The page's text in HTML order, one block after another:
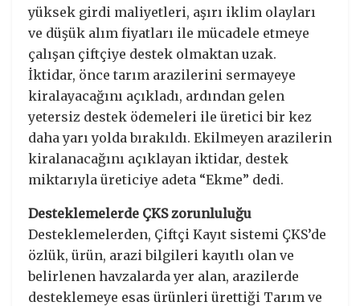
yüksek girdi maliyetleri, aşırı iklim olayları
ve düşük alım fiyatları ile mücadele etmeye
çalışan çiftçiye destek olmaktan uzak.
İktidar, önce tarım arazilerini sermayeye
kiralayacağını açıkladı, ardından gelen
yetersiz destek ödemeleri ile üretici bir kez
daha yarı yolda bırakıldı. Ekilmeyen arazilerin
kiralanacağını açıklayan iktidar, destek
miktarıyla üreticiye adeta “Ekme” dedi.
Desteklemelerde ÇKS zorunluluğu
Desteklemelerden, Çiftçi Kayıt sistemi ÇKS’de
özlük, ürün, arazi bilgileri kayıtlı olan ve
belirlenen havzalarda yer alan, arazilerde
desteklemeye esas ürünleri ürettiği Tarım ve